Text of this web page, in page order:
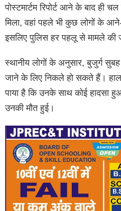
पोस्टमार्टम रिपोर्ट आने के बाद ही
मिला, वहां पहले भी कुछ लोगों के
इसलिए पुलिस हर पहलू से मामले की
स्थानीय लोगों के अनुसार, बुजुर्ग
जाने के लिए निकले हो सकते हैं।
पाया है कि उनके साथ कोई हादसा
उनकी मौत हुई।